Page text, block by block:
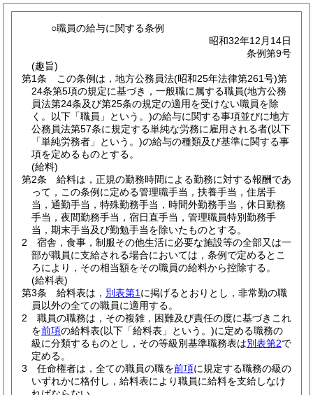
○職員の給与に関する条例
昭和32年12月14日
条例第9号
(趣旨)
第1条
この条例は，地方公務員法(昭和25年法律第261号)第
24条第5項の規定に基づき，一般職に属する職員(地方公務
員法第24条及び第25条の規定の適用を受けない職員を除
く。以下「職員」という。)の給与に関する事項並びに地方
公務員法第57条に規定する単純な労務に雇用される者(以下
「単純労務者」という。)の給与の種類及び基準に関する事
項を定めるものとする。
(給料)
第2条
給料は，正規の勤務時間による勤務に対する報酬であ
って，この条例に定める管理職手当，扶養手当，住居手
当，通勤手当，特殊勤務手当，時間外勤務手当，休日勤務
手当，夜間勤務手当，宿日直手当，管理職員特別勤務手
当，期末手当及び勤勉手当を除いたものとする。
2
宿舎，食事，制服その他生活に必要な施設等の全部又は一
部が職員に支給される場合においては，条例で定めるとこ
ろにより，その相当額をその職員の給料から控除する。
(給料表)
第3条
給料表は， 別表第1 に掲げるとおりとし，非常勤の職
員以外の全ての職員に適用する。
2
職員の職務は，その複雑，困難及び責任の度に基づきこれ
を前項の給料表(以下「給料表」という。)に定める職務の
級に分類するものとし，その等級別基準職務表は別表第2で
定める。
3
任命権者は，全ての職員の職を前項に規定する職務の級の
いずれかに格付し，給料表により職員に給料を支給しなけ